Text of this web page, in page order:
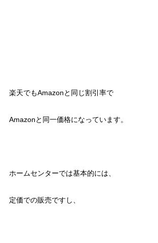
楽天でもAmazonと同じ割引率で
Amazonと同一価格になっています。
ホームセンターでは基本的には、
定価での販売ですし、